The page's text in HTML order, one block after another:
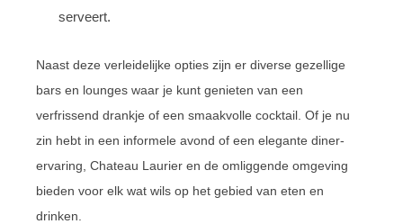
serveert.
Naast deze verleidelijke opties zijn er diverse gezellige
bars en lounges waar je kunt genieten van een
verfrissend drankje of een smaakvolle cocktail. Of je nu
zin hebt in een informele avond of een elegante diner-
ervaring, Chateau Laurier en de omliggende omgeving
bieden voor elk wat wils op het gebied van eten en
drinken.